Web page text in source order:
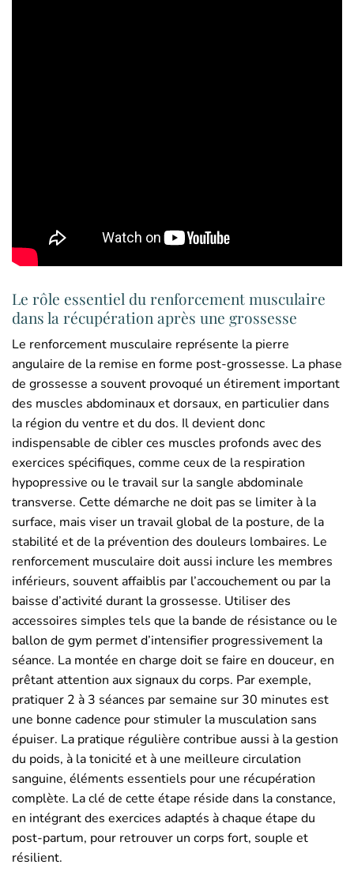
Le rôle essentiel du renforcement musculaire
dans la récupération après une grossesse
Le renforcement musculaire représente la pierre
angulaire de la remise en forme post-grossesse. La phase
de grossesse a souvent provoqué un étirement important
des muscles abdominaux et dorsaux, en particulier dans
la région du ventre et du dos. Il devient donc
indispensable de cibler ces muscles profonds avec des
exercices spécifiques, comme ceux de la respiration
hypopressive ou le travail sur la sangle abdominale
transverse. Cette démarche ne doit pas se limiter à la
surface, mais viser un travail global de la posture, de la
stabilité et de la prévention des douleurs lombaires. Le
renforcement musculaire doit aussi inclure les membres
inférieurs, souvent affaiblis par l’accouchement ou par la
baisse d’activité durant la grossesse. Utiliser des
accessoires simples tels que la bande de résistance ou le
ballon de gym permet d’intensifier progressivement la
séance. La montée en charge doit se faire en douceur, en
prêtant attention aux signaux du corps. Par exemple,
pratiquer 2 à 3 séances par semaine sur 30 minutes est
une bonne cadence pour stimuler la musculation sans
épuiser. La pratique régulière contribue aussi à la gestion
du poids, à la tonicité et à une meilleure circulation
sanguine, éléments essentiels pour une récupération
complète. La clé de cette étape réside dans la constance,
en intégrant des exercices adaptés à chaque étape du
post-partum, pour retrouver un corps fort, souple et
résilient.